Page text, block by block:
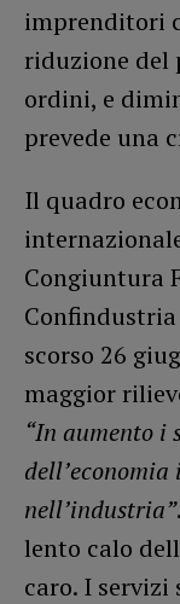
imprenditori
riduzione del
ordini, e
prevede una
Il quadro
Congiuntura
scorso 26
maggior
“In aumento i
nell’industria”
lento calo
caro. I servizi